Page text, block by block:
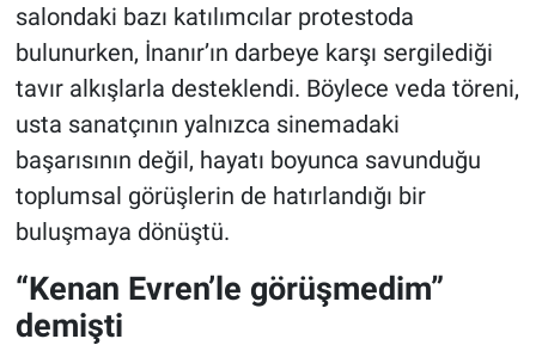
salondaki bazı katılımcılar protestoda
bulunurken, İnanır’ın darbeye karşı sergilediği
tavır alkışlarla desteklendi. Böylece veda töreni,
usta sanatçının yalnızca sinemadaki
başarısının değil, hayatı boyunca savunduğu
toplumsal görüşlerin de hatırlandığı bir
buluşmaya dönüştü.
“Kenan Evren’le görüşmedim”
demişti